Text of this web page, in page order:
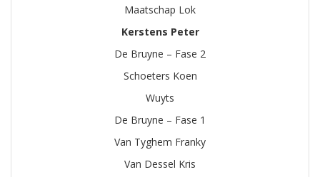
Maatschap Lok
Kerstens Peter
De Bruyne – Fase 2
Schoeters Koen
Wuyts
De Bruyne – Fase 1
Van Tyghem Franky
Van Dessel Kris